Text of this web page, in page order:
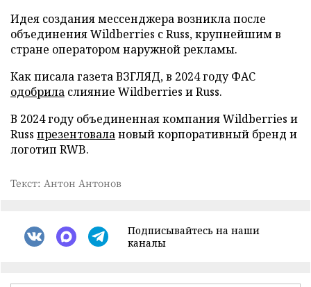
Идея создания мессенджера возникла после
объединения Wildberries с Russ, крупнейшим в
стране оператором наружной рекламы.
Как писала газета ВЗГЛЯД, в 2024 году ФАС
одобрила слияние Wildberries и Russ.
В 2024 году объединенная компания Wildberries и
Russ презентовалановый корпоративный бренд и
логотип RWB.
Текст: Антон Антонов
Подписывайтесь на наши
каналы